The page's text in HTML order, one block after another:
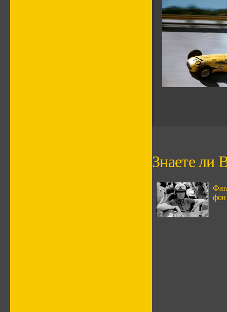
Знаете ли
фон